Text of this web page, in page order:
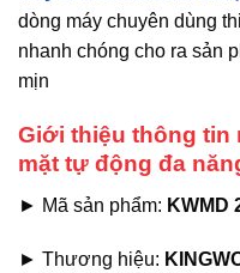
dòng máy chuyên dùng
nhanh chóng cho ra sản
mịn
Giới thiệu thông tin
mặt tự động đa
► Mã sản phẩm: KWMD
► Thương hiệu: